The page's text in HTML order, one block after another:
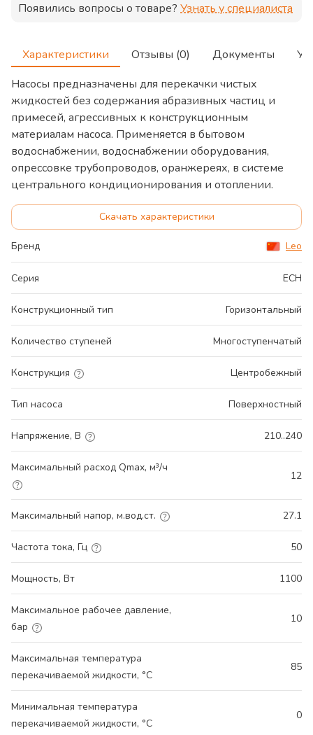
Появились вопросы о товаре? Узнать у специалиста
Характеристики Отзывы (0) Документы
Насосы предназначены для перекачки чистых
жидкостей без содержания абразивных частиц и
примесей, агрессивных к конструкционным
материалам насоса. Применяется в бытовом
водоснабжении, водоснабжении оборудования,
опрессовке трубопроводов, оранжереях, в системе
центрального кондиционирования и отоплении.
Скачать характеристики
Бренд Leo
Серия ECH
Конструкционный тип Горизонтальный
Количество ступеней Многоступенчатый
Конструкция Центробежный
Тип насоса Поверхностный
Напряжение, В 210..240
Максимальный расход Qmax, м³/ч
12
Максимальный напор, м.вод.ст. 27.1
Частота тока, Гц 50
Мощность, Вт 1100
Максимальное рабочее давление,
бар
10
Максимальная температура
перекачиваемой жидкости, °С
85
Минимальная температура
перекачиваемой жидкости, °С
0